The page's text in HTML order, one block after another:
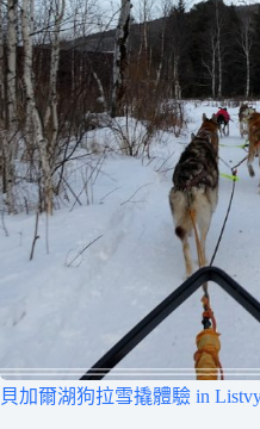
貝加爾湖狗拉雪撬體驗 in